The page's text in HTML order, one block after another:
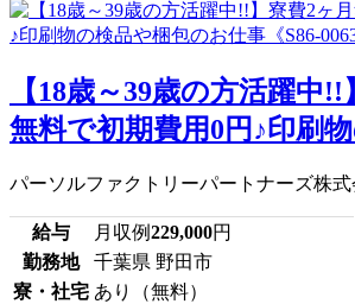
【18歳～39歳の方活躍中!!
無料で初期費用0円♪印刷
パーソルファクトリーパートナーズ株式
給与 月収例229,000円
勤務地
千葉県 野田市
寮・社宅 あり（無料）